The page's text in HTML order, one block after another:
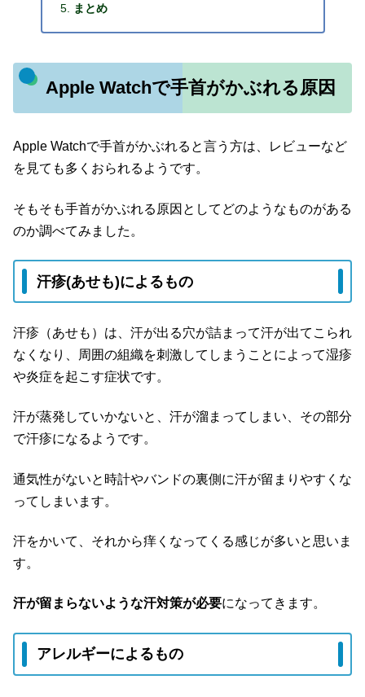
まとめ
Apple Watchで手首がかぶれる原因
Apple Watchで手首がかぶれると言う方は、レビューなど
を見ても多くおられるようです。
そもそも手首がかぶれる原因としてどのようなものがある
のか調べてみました。
汗疹(あせも)によるもの
汗疹（あせも）は、汗が出る穴が詰まって汗が出てこられ
なくなり、周囲の組織を刺激してしまうことによって湿疹
や炎症を起こす症状です。
汗が蒸発していかないと、汗が溜まってしまい、その部分
で汗疹になるようです。
通気性がないと時計やバンドの裏側に汗が留まりやすくな
ってしまいます。
汗をかいて、それから痒くなってくる感じが多いと思いま
す。
汗が留まらないような汗対策が必要になってきます。
アレルギーによるもの